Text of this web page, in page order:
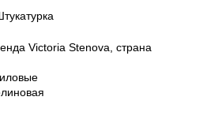
Victoria Stenova, страна